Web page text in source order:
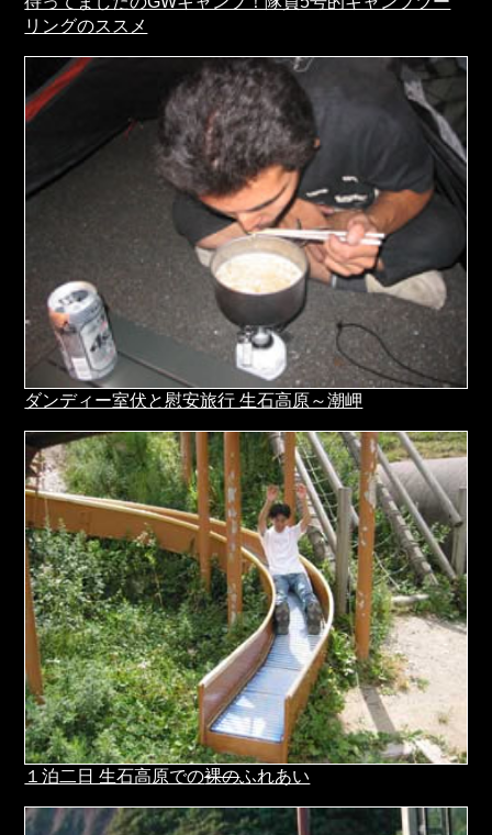
リングのススメ
ダンディー室伏と慰安旅行 生石高原～潮岬
１泊二日 生石高原での裸のふれあい